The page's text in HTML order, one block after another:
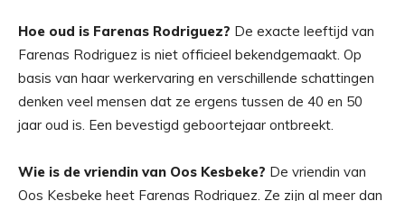
Hoe oud is Farenas Rodriguez? De exacte leeftijd van
Farenas Rodriguez is niet officieel bekendgemaakt. Op
basis van haar werkervaring en verschillende schattingen
denken veel mensen dat ze ergens tussen de 40 en 50
jaar oud is. Een bevestigd geboortejaar ontbreekt.
Wie is de vriendin van Oos Kesbeke? De vriendin van
Oos Kesbeke heet Farenas Rodriguez. Ze zijn al meer dan